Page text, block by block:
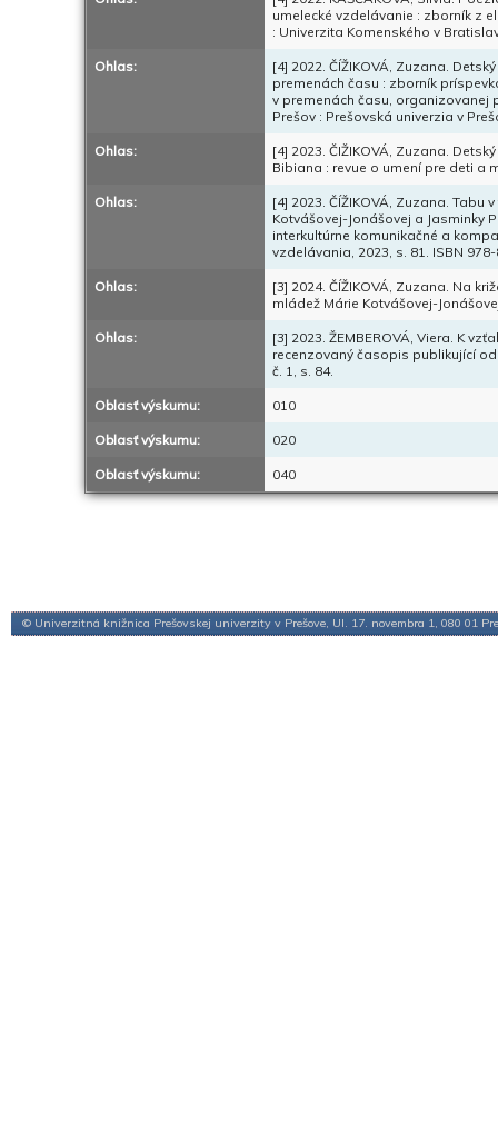
umelecké vzdelávanie : zborník z
: Univerzita Komenského v
Ohlas:
[4] 2022. ČÍŽIKOVÁ, Zuzana.
premenách času : zborník
v premenách času, organizovanej
Prešov : Prešovská univerzia v
Ohlas:
[4] 2023. ČIŽIKOVÁ, Zuzana.
Bibiana : revue o umení pre deti a
Ohlas:
[4] 2023. ČÍŽIKOVÁ, Zuzana.
Kotvášovej-Jonášovej a Jasminky
interkultúrne komunikačné a
vzdelávania, 2023, s. 81. ISBN
Ohlas:
[3] 2024. ČÍŽIKOVÁ, Zuzana. Na
mládež Márie Kotvášovej-
Ohlas:
[3] 2023. ŽEMBEROVÁ, Viera. K
recenzovaný časopis publikující
č. 1, s. 84.
Oblasť výskumu: 010
Oblasť výskumu: 020
Oblasť výskumu: 040
© Univerzitná knižnica Prešovskej univerzity v Prešove, Ul. 17. novembra 1, 080 01